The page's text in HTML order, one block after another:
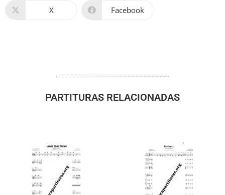
X Facebook
PARTITURAS RELACIONADAS